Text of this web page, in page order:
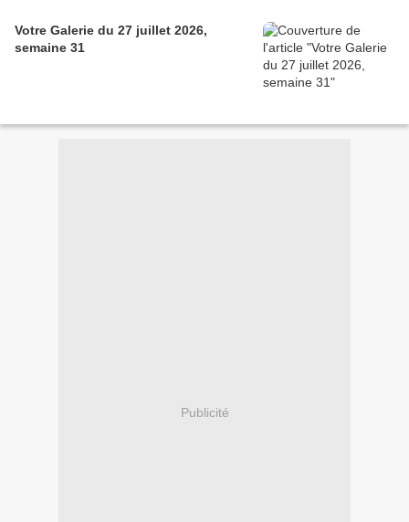
Votre Galerie du 27 juillet 2026,
semaine 31
Publicité